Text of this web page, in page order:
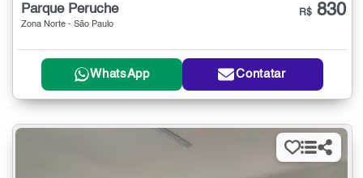
Parque Peruche
Zona Norte - São Paulo
R$ 830
WhatsApp Contatar